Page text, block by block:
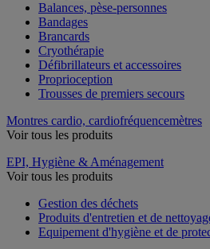
Balances, pèse-personnes
Bandages
Brancards
Cryothérapie
Défibrillateurs et accessoires
Proprioception
Trousses de premiers secours
Montres cardio, cardiofréquencemètres
Voir tous les produits
EPI, Hygiène & Aménagement
Voir tous les produits
Gestion des déchets
Produits d'entretien et de
Equipement d'hygiène et de